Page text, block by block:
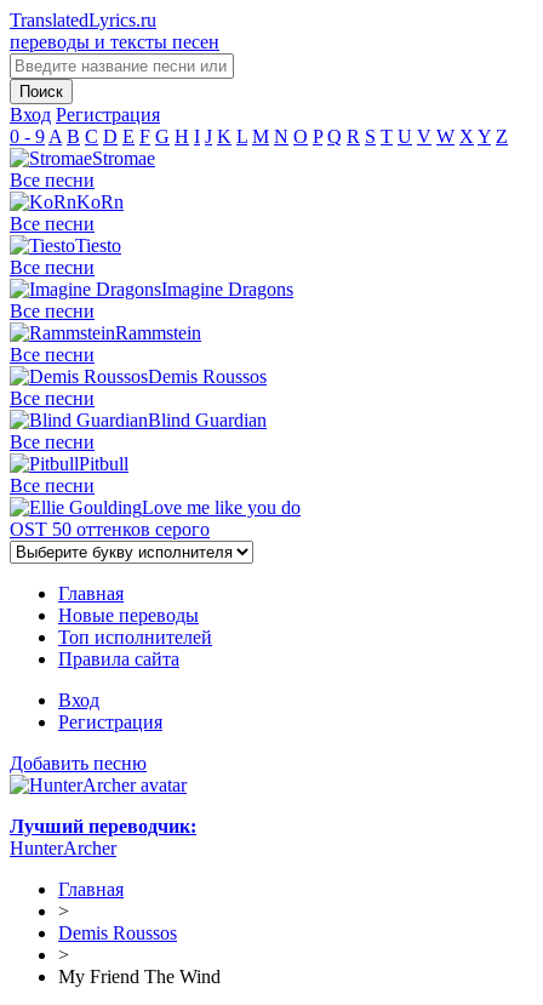
TranslatedLyrics.ru
переводы и тексты песен
Вход Регистрация
0 - 9 A B C D E F G H I J K L M N O P Q R S T U V W X Y Z
Stromae
Все песни
KoRn
Все песни
Tiesto
Все песни
Imagine Dragons
Все песни
Rammstein
Все песни
Demis Roussos
Все песни
Blind Guardian
Все песни
Pitbull
Все песни
Love me like you do
OST 50 оттенков серого
Главная
Новые переводы
Топ исполнителей
Правила сайта
Вход
Регистрация
Добавить песню
Лучший переводчик:
HunterArcher
Главная
>
Demis Roussos
>
My Friend The Wind